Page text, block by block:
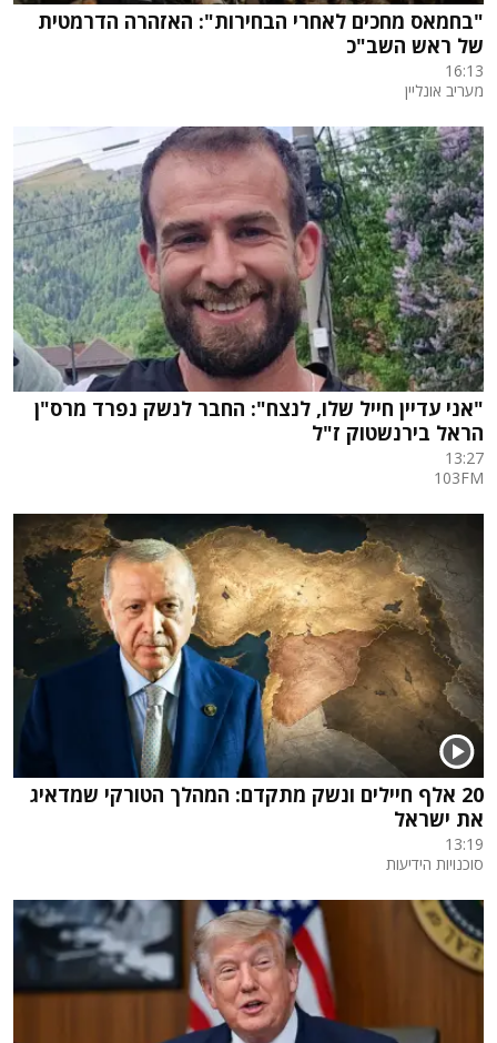
"בחמאס מחכים לאחרי הבחירות": האזהרה הדרמטית
של ראש השב"כ
16:13
מעריב אונליין
"אני עדיין חייל שלו, לנצח": החבר לנשק נפרד מרס"ן
הראל בירנשטוק ז"ל
13:27
103FM
20 אלף חיילים ונשק מתקדם: המהלך הטורקי שמדאיג
את ישראל
13:19
סוכנויות הידיעות